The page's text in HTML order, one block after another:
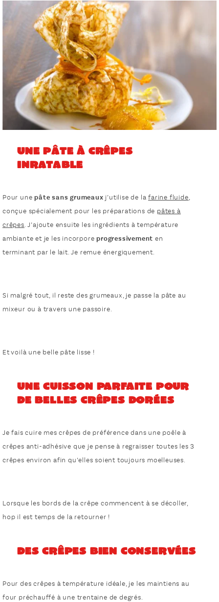
Une pâte à crêpes
inratable
Pour unepâte sans grumeaux j’utilise de lafarine fluide,
conçue spécialement pour les préparations de pâtes à
crêpes. J’ajoute ensuite les ingrédients à température
ambiante et je les incorporeprogressivementen
terminant par le lait. Je remue énergiquement.
Si malgré tout, il reste des grumeaux, je passe la pâte au
mixeur ou à travers une passoire.
Et voilà une belle pâte lisse !
Une cuisson parfaite pour
de belles crêpes dorées
Je fais cuire mes crêpes de préférence dans une poêle à
crêpes anti-adhésive que je pense à regraisser toutes les 3
crêpes environ afin qu’elles soient toujours moelleuses.
Lorsque les bords de la crêpe commencent à se décoller,
hop il est temps de la retourner !
Des crêpes bien conservées
Pour des crêpes à température idéale, je les maintiens au
four préchauffé à une trentaine de degrés.